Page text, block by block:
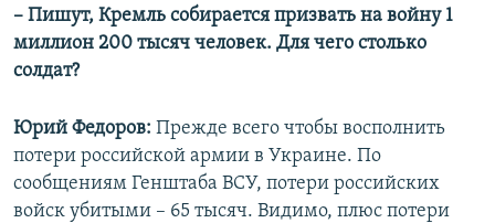
– Пишут, Кремль собирается призвать на войну 1
миллион 200 тысяч человек. Для чего столько
солдат?
Юрий Федоров: Прежде всего чтобы восполнить
потери российской армии в Украине. По
сообщениям Генштаба ВСУ, потери российских
войск убитыми – 65 тысяч. Видимо, плюс потери